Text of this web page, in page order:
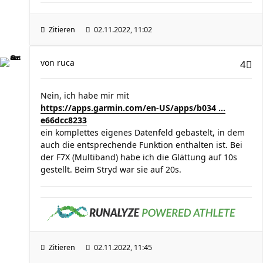
Zitieren 02.11.2022, 11:02
4
von ruca
Nein, ich habe mir mit
https://apps.garmin.com/en-US/apps/b034 ...
e66dcc8233
ein komplettes eigenes Datenfeld gebastelt, in dem
auch die entsprechende Funktion enthalten ist. Bei
der F7X (Multiband) habe ich die Glättung auf 10s
gestellt. Beim Stryd war sie auf 20s.
Zitieren 02.11.2022, 11:45